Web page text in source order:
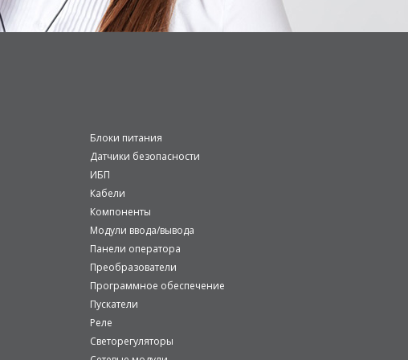
Блоки питания
Датчики безопасности
ИБП
Кабели
Компоненты
Модули ввода/вывода
Панели оператора
Преобразователи
Программное обеспечение
Пускатели
Реле
Светорегуляторы